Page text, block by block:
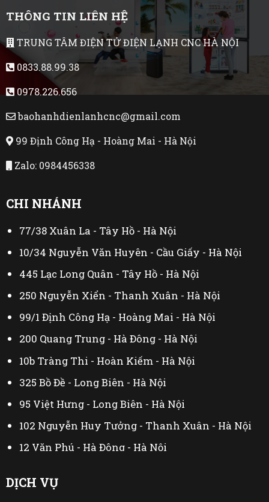
THÔNG TIN LIÊN HỆ
TRUNG TÂM ĐIỆN TỬ ĐIỆN LẠNH CNC HÀ NỘI
0833.88.99.38
0978.226.656
baohanhdienlanhcnc@gmail.com
99 Định Công Hạ - Hoàng Mai - Hà Nội
Zalo: 0984456338
CHI NHÁNH
77/38 Xuân La - Tây Hồ - Hà Nội
10/34 Nguyễn Văn Huyên - Cầu Giấy - Hà Nội
445 Lạc Long Quân - Tây Hồ - Hà Nội
250 Nguyễn Xiển - Thanh Xuân - Hà Nội
99/1 Định Công Hạ - Hoàng Mai - Hà Nội
200 Quang Trung - Hà Đông - Hà Nội
10b Tràng Thi - Hoàn Kiếm - Hà Nội
325 Bồ Đề - Long Biên - Hà Nội
95 Việt Hưng - Long Biên - Hà Nội
102 Nguyễn Huy Tưởng - Thanh Xuân - Hà Nội
12 Văn Phú - Hà Đông - Hà Nội
230 Mễ Trì Thượng - Nam Từ Liêm - Hà Nội
DỊCH VỤ